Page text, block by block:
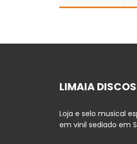
LIMAIA DISCOS
Loja e selo musical
em vinil sediado em